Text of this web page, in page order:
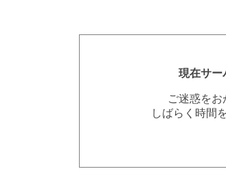
現在サー
ご迷惑をお
しばらく時間